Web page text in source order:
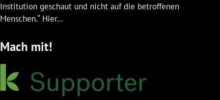
Institution geschaut und nicht auf die betroffenen
Menschen.“ Hier…
Mach mit!